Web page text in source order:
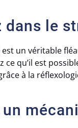
dans le
est un véritable
ce qu’il est
à la